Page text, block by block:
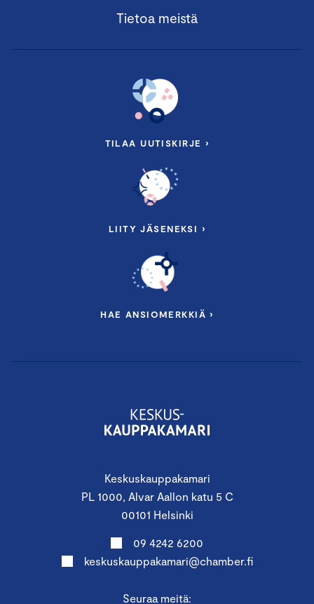
Keskuskauppakamari
PL 1000, Alvar Aallon katu 5 C
00101 Helsinki
09 4242 6200
keskuskauppakamari@chamber.fi
Seuraa meitä:
Tietoa meistä
TILAA UUTISKIRJE ›
LIITY JÄSENEKSI ›
HAE ANSIOMERKKIÄ ›